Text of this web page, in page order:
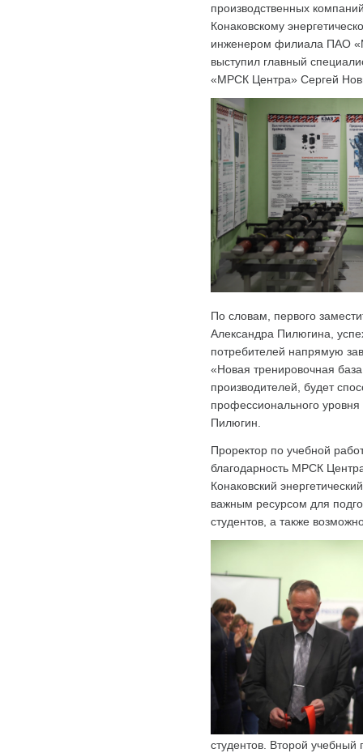
производственных
Конаковскому
инженером филиала ПАО
выступил главный
«МРСК Центра» Сергей
По словам, первого
Александра Пилюгина,
потребителей напрямую
«Новая тренировочная
производителей, будет
профессионального
Пилюгин.
Проректор по учебной
благодарность МРСК
Конаковский
важным ресурсом для
студентов, а также
студентов. Второй учебный